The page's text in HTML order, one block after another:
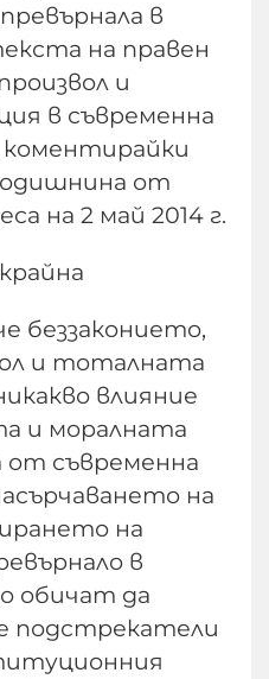
в
на правен
и
в съвременна
коментирайки
от
на 2 май 2014 г.
беззаконието,
и тоталната
влияние
и моралната
от съвременна
на
на
в
обичат да
подстрекатели